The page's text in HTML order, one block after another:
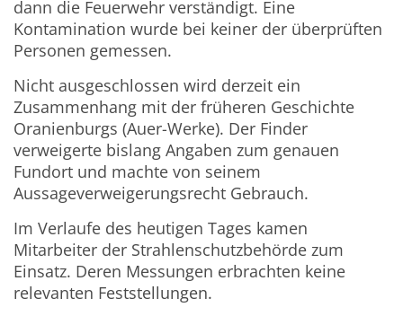
dann die Feuerwehr verständigt. Eine
Kontamination wurde bei keiner der überprüften
Personen gemessen.
Nicht ausgeschlossen wird derzeit ein
Zusammenhang mit der früheren Geschichte
Oranienburgs (Auer-Werke). Der Finder
verweigerte bislang Angaben zum genauen
Fundort und machte von seinem
Aussageverweigerungsrecht Gebrauch.
Im Verlaufe des heutigen Tages kamen
Mitarbeiter der Strahlenschutzbehörde zum
Einsatz. Deren Messungen erbrachten keine
relevanten Feststellungen.